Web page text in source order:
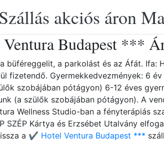
akciós áron
Budapest ***
büféreggelit, a parkolást és az Áfát. Ifa:
fizetendő. Gyermekkedvezmények: 6
szobájában pótágyon) 6-12 éves
(a szülők szobájában pótágyon). A
Wellness Studio-ban a fényterápiás
SZÉP Kártya és Erzsébet Utalvány
a ✔️ Hotel Ventura Budapest ***